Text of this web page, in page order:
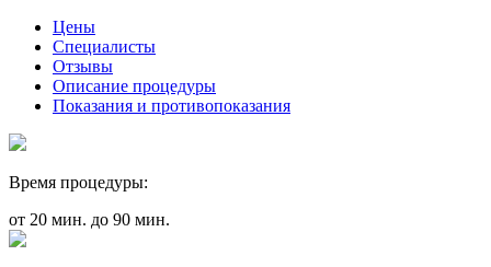
Цены
Специалисты
Отзывы
Описание процедуры
Показания и противопоказания
Время процедуры:
от 20 мин. до 90 мин.